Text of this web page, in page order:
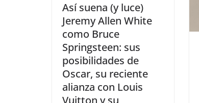
​Así suena (y luce)
Jeremy Allen White
como Bruce
Springsteen: sus
posibilidades de
Oscar, su reciente
alianza con Louis